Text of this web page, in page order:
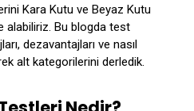
Kara Kutu ve Beyaz Kutu
alabiliriz. Bu blogda test
dezavantajları ve nasıl
alt kategorilerini derledik.